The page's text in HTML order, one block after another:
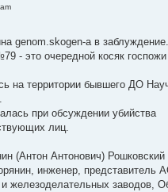
genom.skogen-а в заблуждение.
- это очередной косяк госпожи
на территории бывшего ДО
при обсуждении убийства
лиц.
(Антон Антонович)
инженер, представитель
железоделательных заводов,